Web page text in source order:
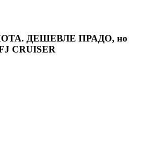
ДЕШЕВЛЕ ПРАДО, но
CRUISER